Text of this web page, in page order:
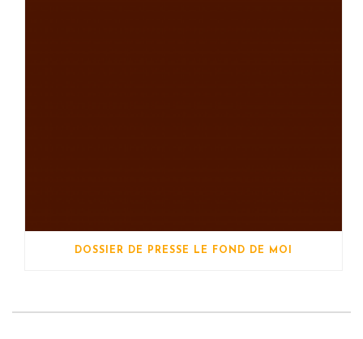
DOSSIER DE PRESSE LE FOND DE MOI